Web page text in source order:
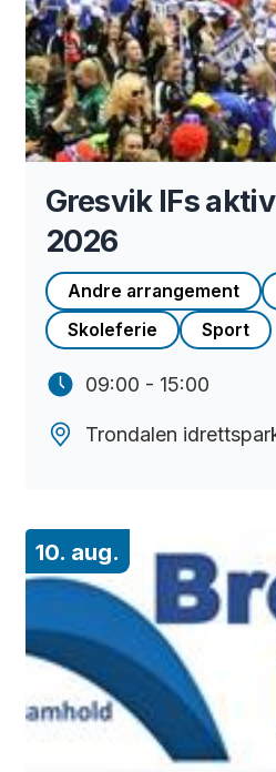
Gresvik IFs
2026
Andre arrangement
Skoleferie
Sport
09:00 - 15:00
Trondalen
10. aug.